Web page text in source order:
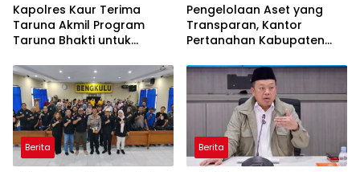
Kapolres Kaur Terima
Taruna Akmil Program
Taruna Bhakti untuk
Rakyat Kabupaten Kaur
Pengelolaan Aset yang
Transparan, Kantor
Pertanahan Kabupaten
kepada Pemenang Lelang
Berita Berita